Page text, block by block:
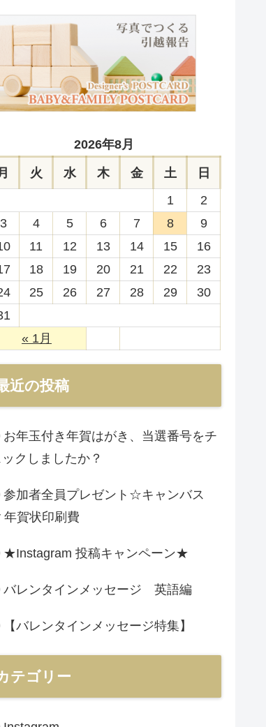
2026年8月
火 水 木 金 土 日
« 1月
1
2
3
4 5 6 7 8
9
11 12 13 14 15
16
18 19 20 21 22
23
25 26 27 28 29
30
近の投稿
お年玉付き年賀はがき、当選番号をチ
ックしましたか？
参加者全員プレゼント☆キャンバス
年賀状印刷費
★Instagram 投稿キャンペーン★
バレンタインメッセージ 英語編
【バレンタインメッセージ特集】
テゴリー